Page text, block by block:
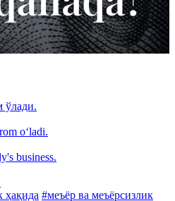
ўлади.
o‘ladi.
business.
ҳақида #меъёр ва меъёрсизлик